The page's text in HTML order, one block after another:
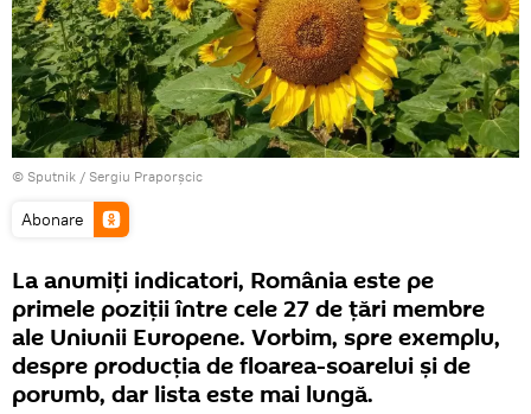
© Sputnik / Sergiu Praporșcic
Abonare
La anumiți indicatori, România este pe
primele poziții între cele 27 de țări membre
ale Uniunii Europene. Vorbim, spre exemplu,
despre producția de floarea-soarelui și de
porumb, dar lista este mai lungă.